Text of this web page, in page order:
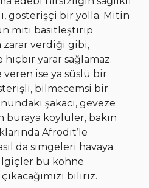
gösterişçi bir yolla. Mitin
miti basitleştirip
verdiği gibi,
yarar sağlamaz.
veren ise ya süslü bir
bilmecemsi bir
şakacı, geveze
buraya köylüler, bakın
Afrodit’le
da simgeleri havaya
bu köhne
biliriz.